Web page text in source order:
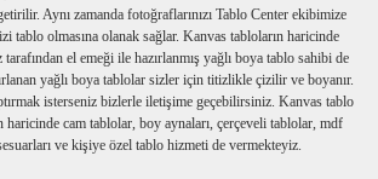
Aynı zamanda fotoğraflarınızı Tablo Center ekibimize
tablo olmasına olanak sağlar. Kanvas tabloların haricinde
tarafından el emeği ile hazırlanmış yağlı boya tablo sahibi de
yağlı boya tablolar sizler için titizlikle çizilir ve boyanır.
isterseniz bizlerle iletişime geçebilirsiniz. Kanvas tablo
haricinde cam tablolar, boy aynaları, çerçeveli tablolar, mdf
ve kişiye özel tablo hizmeti de vermekteyiz.